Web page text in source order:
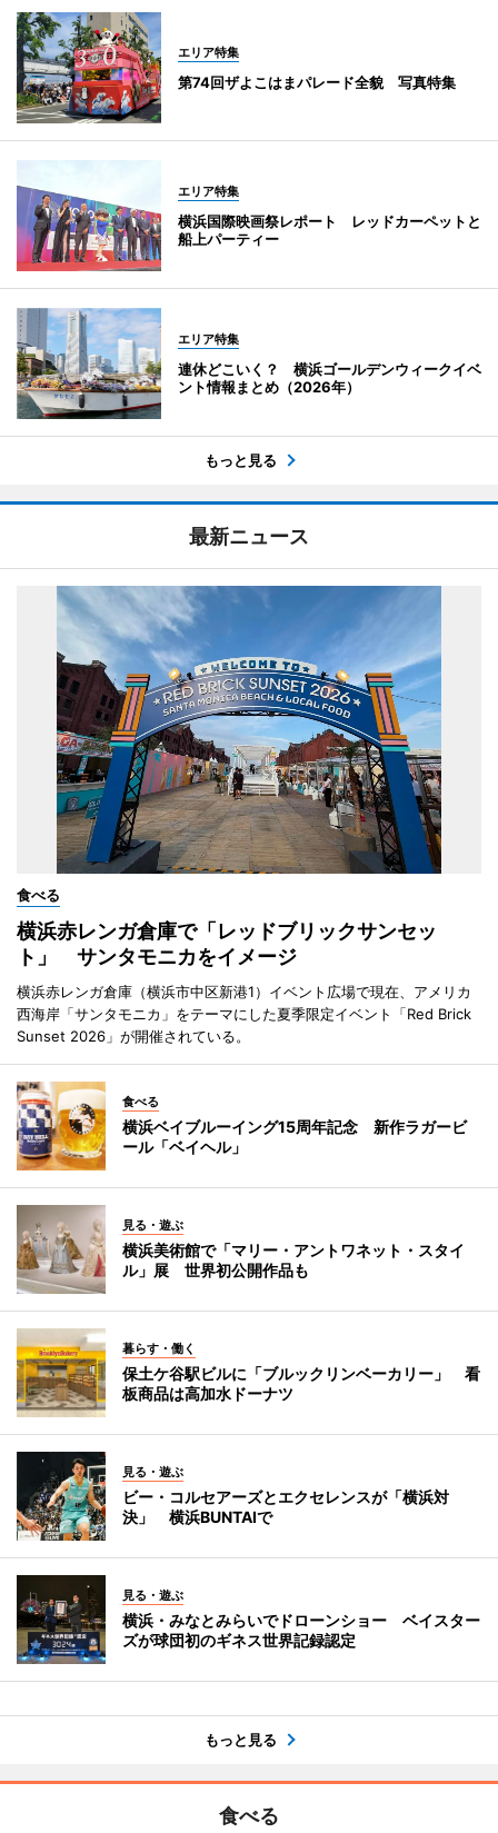
エリア特集
第74回ザよこはまパレード全貌 写真特集
エリア特集
横浜国際映画祭レポート レッドカーペットと
船上パーティー
エリア特集
連休どこいく？ 横浜ゴールデンウィークイベ
ント情報まとめ（2026年）
もっと見る
最新ニュース
食べる
横浜赤レンガ倉庫で「レッドブリックサンセッ
ト」 サンタモニカをイメージ
横浜赤レンガ倉庫（横浜市中区新港1）イベント広場で現在、アメリカ
西海岸「サンタモニカ」をテーマにした夏季限定イベント「Red Brick
Sunset 2026」が開催されている。
食べる
横浜ベイブルーイング15周年記念 新作ラガービ
ール「ベイヘル」
見る・遊ぶ
横浜美術館で「マリー・アントワネット・スタイ
ル」展 世界初公開作品も
暮らす・働く
保土ケ谷駅ビルに「ブルックリンベーカリー」 看
板商品は高加水ドーナツ
見る・遊ぶ
ビー・コルセアーズとエクセレンスが「横浜対
決」 横浜BUNTAIで
見る・遊ぶ
横浜・みなとみらいでドローンショー ベイスター
ズが球団初のギネス世界記録認定
もっと見る
食べる